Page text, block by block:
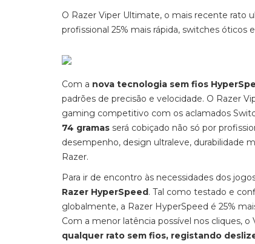
O Razer Viper Ultimate, o mais recente rato
profissional 25% mais rápida, switches
Com a nova tecnologia sem fios
padrões de precisão e velocidade. O Razer
gaming competitivo com os aclamados
74 gramas será cobiçado não só por
desempenho, design ultraleve, durabilidade
Razer.
Para ir de encontro às necessidades dos
Razer HyperSpeed. Tal como testado e
globalmente, a Razer HyperSpeed é 25%
Com a menor latência possível nos cliques,
qualquer rato sem fios, registando